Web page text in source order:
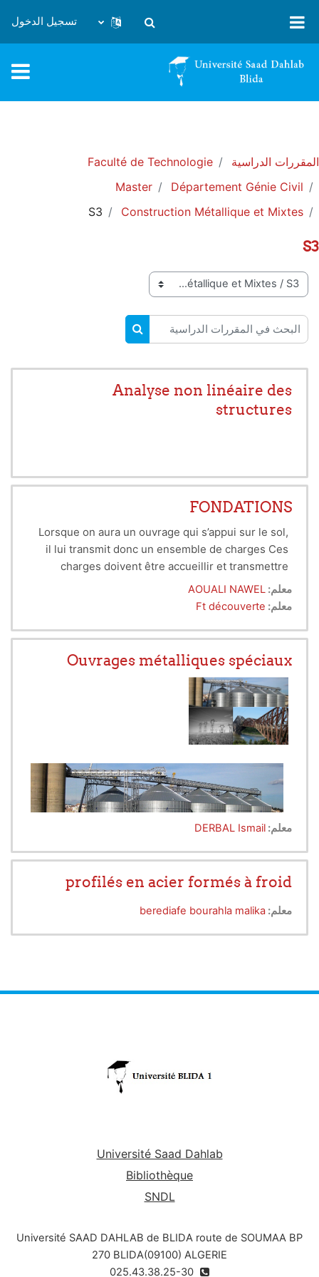
تبديل إدخال البحث
تسجيل الدخول
المقررات الدراسية
Faculté de Technologie
Département Génie Civil
Master
Construction Métallique et Mixtes
S3
S3
تصنيفات المقررات
البحث في المقررات الدراسية
البحث في المقررات الدراسية
Analyse non linéaire des
structures
FONDATIONS
Lorsque on aura un ouvrage qui s’appui sur le sol,
il lui transmit donc un ensemble de charges Ces
charges doivent être accueillir et transmettre
verticalement, horizontalement ou obliquepar les
fondations qui sont la partie enterré d’un ouvrage
le sol pour but d’assurer la stabilité
معلم: AOUALI NAWEL
معلم: Ft découverte
Ouvrages métalliques spéciaux
construction métalliques et mixtes et ce, par l’étude
معلم: DERBAL Ismail
profilés en acier formés à froid
معلم: berediafe bourahla malika
Université Saad Dahlab
Bibliothèque
SNDL
Université SAAD DAHLAB de BLIDA route de SOUMAA BP
270 BLIDA(09100) ALGERIE